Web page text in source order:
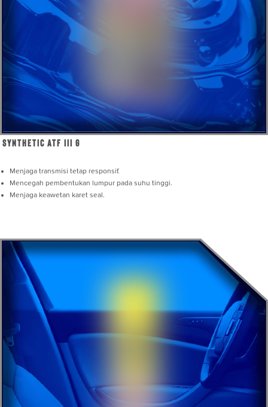
Synthetic ATF III G
Menjaga transmisi tetap responsif.
Mencegah pembentukan lumpur pada suhu tinggi.
Menjaga keawetan karet seal.